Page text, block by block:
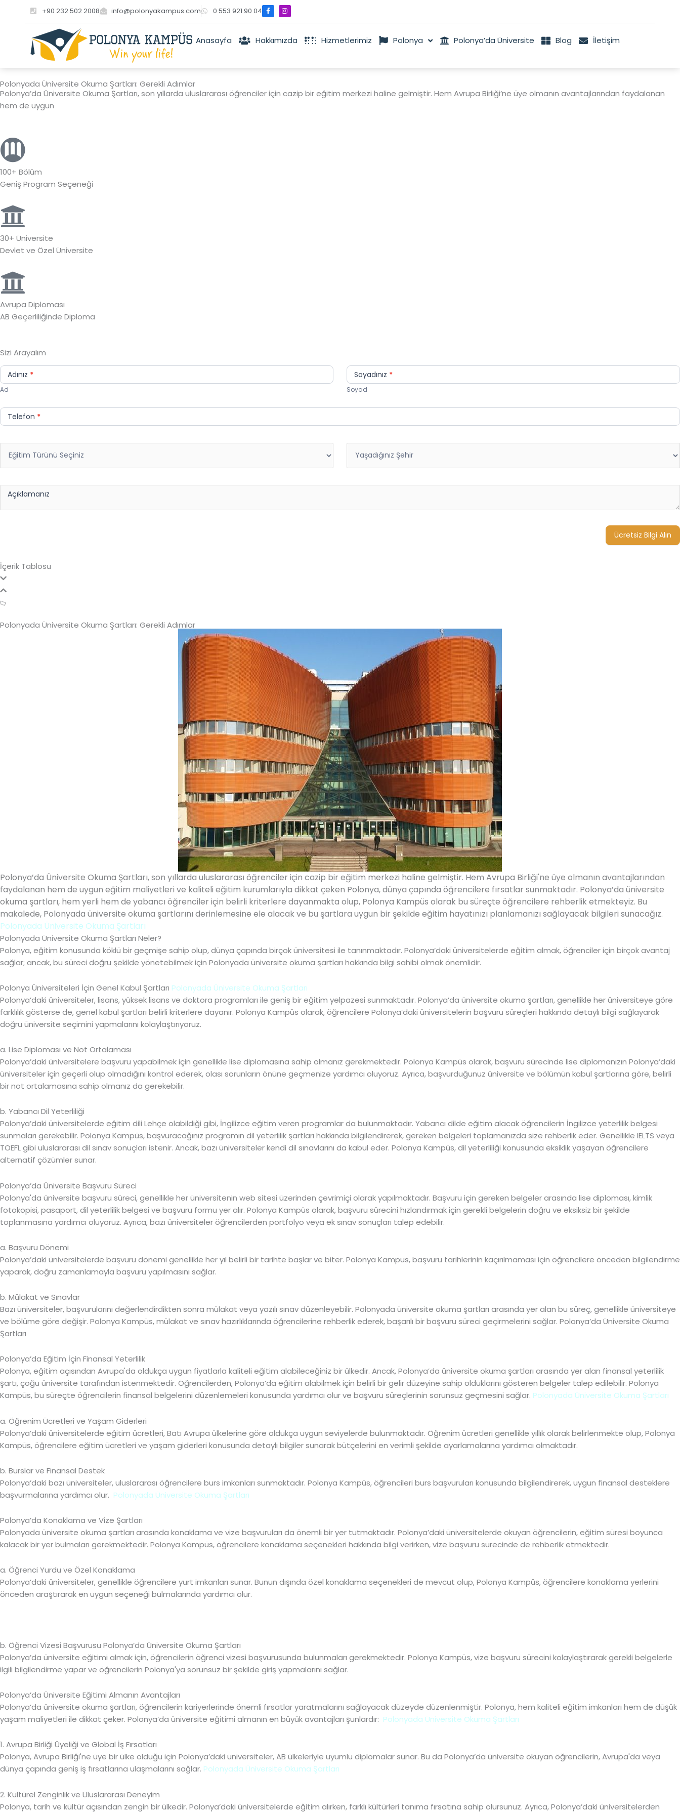
+90 232 502 2008 info@polonyakampus.com 0 553 921 90 04 F
a
c
e
o
o
I
n
s
t
g
r
Anasayfa Hakkımızda Hizmetlerimiz Polonya Polonya’da Üniversite Blog İletişim
Polonyada Üniversite Okuma Şartları: Gerekli Adımlar
Polonya’da Üniversite Okuma Şartları, son yıllarda uluslararası öğrenciler için cazip bir eğitim merkezi haline gelmiştir. Hem Avrupa Birliği’ne üye olmanın avantajlarından faydalanan
hem de uygun
100+ Bölüm
Geniş Program Seçeneği
30+ Üniversite
Devlet ve Özel Üniversite
Avrupa Diploması
AB Geçerliliğinde Diploma
Sizi Arayalım
Arayalım
Adınız *
Ad
Soyadınız *
Soyad
Telefon *
Açıklamanız
Ücretsiz Bilgi Alın
İçerik Tablosu
Polonyada Üniversite Okuma Şartları: Gerekli Adımlar
Polonya’da Üniversite Okuma Şartları, son yıllarda uluslararası öğrenciler için cazip bir eğitim merkezi haline gelmiştir. Hem Avrupa Birliği'ne üye olmanın avantajlarından
faydalanan hem de uygun eğitim maliyetleri ve kaliteli eğitim kurumlarıyla dikkat çeken Polonya, dünya çapında öğrencilere fırsatlar sunmaktadır. Polonya’da üniversite
okuma şartları, hem yerli hem de yabancı öğrenciler için belirli kriterlere dayanmakta olup, Polonya Kampüs olarak bu süreçte öğrencilere rehberlik etmekteyiz. Bu
makalede, Polonyada üniversite okuma şartlarını derinlemesine ele alacak ve bu şartlara uygun bir şekilde eğitim hayatınızı planlamanızı sağlayacak bilgileri sunacağız.
Polonyada Üniversite Okuma Şartları
Polonyada Üniversite Okuma Şartları Neler?
Polonya, eğitim konusunda köklü bir geçmişe sahip olup, dünya çapında birçok üniversitesi ile tanınmaktadır. Polonya’daki üniversitelerde eğitim almak, öğrenciler için birçok avantaj
sağlar; ancak, bu süreci doğru şekilde yönetebilmek için Polonyada üniversite okuma şartları hakkında bilgi sahibi olmak önemlidir.
Polonya Üniversiteleri İçin Genel Kabul Şartları Polonyada Üniversite Okuma Şartları
Polonya’daki üniversiteler, lisans, yüksek lisans ve doktora programları ile geniş bir eğitim yelpazesi sunmaktadır. Polonya’da üniversite okuma şartları, genellikle her üniversiteye göre
farklılık gösterse de, genel kabul şartları belirli kriterlere dayanır. Polonya Kampüs olarak, öğrencilere Polonya’daki üniversitelerin başvuru süreçleri hakkında detaylı bilgi sağlayarak
doğru üniversite seçimini yapmalarını kolaylaştırıyoruz.
a. Lise Diploması ve Not Ortalaması
Polonya’daki üniversitelere başvuru yapabilmek için genellikle lise diplomasına sahip olmanız gerekmektedir. Polonya Kampüs olarak, başvuru sürecinde lise diplomanızın Polonya’daki
üniversiteler için geçerli olup olmadığını kontrol ederek, olası sorunların önüne geçmenize yardımcı oluyoruz. Ayrıca, başvurduğunuz üniversite ve bölümün kabul şartlarına göre, belirli
bir not ortalamasına sahip olmanız da gerekebilir.
b. Yabancı Dil Yeterliliği
Polonya’daki üniversitelerde eğitim dili Lehçe olabildiği gibi, İngilizce eğitim veren programlar da bulunmaktadır. Yabancı dilde eğitim alacak öğrencilerin İngilizce yeterlilik belgesi
sunmaları gerekebilir. Polonya Kampüs, başvuracağınız programın dil yeterlilik şartları hakkında bilgilendirerek, gereken belgeleri toplamanızda size rehberlik eder. Genellikle IELTS veya
TOEFL gibi uluslararası dil sınav sonuçları istenir. Ancak, bazı üniversiteler kendi dil sınavlarını da kabul eder. Polonya Kampüs, dil yeterliliği konusunda eksiklik yaşayan öğrencilere
alternatif çözümler sunar.
Polonya’da Üniversite Başvuru Süreci
Polonya'da üniversite başvuru süreci, genellikle her üniversitenin web sitesi üzerinden çevrimiçi olarak yapılmaktadır. Başvuru için gereken belgeler arasında lise diploması, kimlik
fotokopisi, pasaport, dil yeterlilik belgesi ve başvuru formu yer alır. Polonya Kampüs olarak, başvuru sürecini hızlandırmak için gerekli belgelerin doğru ve eksiksiz bir şekilde
toplanmasına yardımcı oluyoruz. Ayrıca, bazı üniversiteler öğrencilerden portfolyo veya ek sınav sonuçları talep edebilir.
a. Başvuru Dönemi
Polonya’daki üniversitelerde başvuru dönemi genellikle her yıl belirli bir tarihte başlar ve biter. Polonya Kampüs, başvuru tarihlerinin kaçırılmaması için öğrencilere önceden bilgilendirme
yaparak, doğru zamanlamayla başvuru yapılmasını sağlar.
b. Mülakat ve Sınavlar
Bazı üniversiteler, başvurularını değerlendirdikten sonra mülakat veya yazılı sınav düzenleyebilir. Polonyada üniversite okuma şartları arasında yer alan bu süreç, genellikle üniversiteye
ve bölüme göre değişir. Polonya Kampüs, mülakat ve sınav hazırlıklarında öğrencilerine rehberlik ederek, başarılı bir başvuru süreci geçirmelerini sağlar. Polonya’da Üniversite Okuma
Şartları
Polonya’da Eğitim İçin Finansal Yeterlilik
Polonya, eğitim açısından Avrupa'da oldukça uygun fiyatlarla kaliteli eğitim alabileceğiniz bir ülkedir. Ancak, Polonya’da üniversite okuma şartları arasında yer alan finansal yeterlilik
şartı, çoğu üniversite tarafından istenmektedir. Öğrencilerden, Polonya’da eğitim alabilmek için belirli bir gelir düzeyine sahip olduklarını gösteren belgeler talep edilebilir. Polonya
Kampüs, bu süreçte öğrencilerin finansal belgelerini düzenlemeleri konusunda yardımcı olur ve başvuru süreçlerinin sorunsuz geçmesini sağlar. Polonyada Üniversite Okuma Şartları
a. Öğrenim Ücretleri ve Yaşam Giderleri
Polonya’daki üniversitelerde eğitim ücretleri, Batı Avrupa ülkelerine göre oldukça uygun seviyelerde bulunmaktadır. Öğrenim ücretleri genellikle yıllık olarak belirlenmekte olup, Polonya
Kampüs, öğrencilere eğitim ücretleri ve yaşam giderleri konusunda detaylı bilgiler sunarak bütçelerini en verimli şekilde ayarlamalarına yardımcı olmaktadır.
b. Burslar ve Finansal Destek
Polonya’daki bazı üniversiteler, uluslararası öğrencilere burs imkanları sunmaktadır. Polonya Kampüs, öğrencileri burs başvuruları konusunda bilgilendirerek, uygun finansal desteklere
başvurmalarına yardımcı olur. Polonyada Üniversite Okuma Şartları
Polonya’da Konaklama ve Vize Şartları
Polonyada üniversite okuma şartları arasında konaklama ve vize başvuruları da önemli bir yer tutmaktadır. Polonya’daki üniversitelerde okuyan öğrencilerin, eğitim süresi boyunca
kalacak bir yer bulmaları gerekmektedir. Polonya Kampüs, öğrencilere konaklama seçenekleri hakkında bilgi verirken, vize başvuru sürecinde de rehberlik etmektedir.
a. Öğrenci Yurdu ve Özel Konaklama
Polonya’daki üniversiteler, genellikle öğrencilere yurt imkanları sunar. Bunun dışında özel konaklama seçenekleri de mevcut olup, Polonya Kampüs, öğrencilere konaklama yerlerini
önceden araştırarak en uygun seçeneği bulmalarında yardımcı olur.
b. Öğrenci Vizesi Başvurusu Polonya’da Üniversite Okuma Şartları
Polonya’da üniversite eğitimi almak için, öğrencilerin öğrenci vizesi başvurusunda bulunmaları gerekmektedir. Polonya Kampüs, vize başvuru sürecini kolaylaştırarak gerekli belgelerle
ilgili bilgilendirme yapar ve öğrencilerin Polonya'ya sorunsuz bir şekilde giriş yapmalarını sağlar.
Polonya’da Üniversite Eğitimi Almanın Avantajları
Polonya’da üniversite okuma şartları, öğrencilerin kariyerlerinde önemli fırsatlar yaratmalarını sağlayacak düzeyde düzenlenmiştir. Polonya, hem kaliteli eğitim imkanları hem de düşük
yaşam maliyetleri ile dikkat çeker. Polonya’da üniversite eğitimi almanın en büyük avantajları şunlardır: Polonyada Üniversite Okuma Şartları
1. Avrupa Birliği Üyeliği ve Global İş Fırsatları
Polonya, Avrupa Birliği'ne üye bir ülke olduğu için Polonya’daki üniversiteler, AB ülkeleriyle uyumlu diplomalar sunar. Bu da Polonya’da üniversite okuyan öğrencilerin, Avrupa'da veya
dünya çapında geniş iş fırsatlarına ulaşmalarını sağlar. Polonyada Üniversite Okuma Şartları
2. Kültürel Zenginlik ve Uluslararası Deneyim
Polonya, tarih ve kültür açısından zengin bir ülkedir. Polonya’daki üniversitelerde eğitim alırken, farklı kültürleri tanıma fırsatına sahip olursunuz. Ayrıca, Polonya’daki üniversitelerden